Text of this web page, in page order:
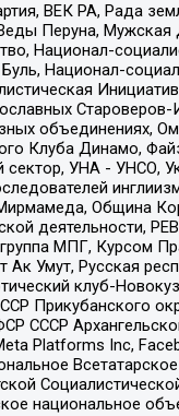
ВЕК РА, Рада
Перуна, Мужская
Национал-
Национал-
объединениях,
Клуба Динамо,
УНА - УНСО,
Община
деятельности,
МПГ, Курсом
Ак Умут, Русская
клуб-
Прикубанского
СССР
Platforms Inc,
национальное